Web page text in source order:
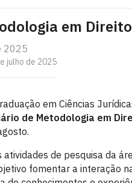
em
2025
julho de 2025
em Ciências
de Metodologia em
atividades de pesquisa da
fomentar a interação